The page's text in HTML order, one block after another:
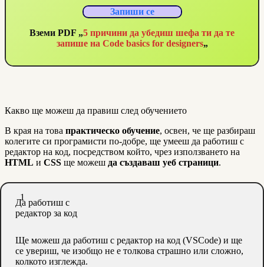
Запиши се
Вземи PDF „5 причини да убедиш шефа ти да те
запише на Code basics for designers„
Какво ще можеш да правиш след обучението
В края на това практическо обучение, освен, че ще разбираш
колегите си програмисти по-добре, ще умееш да работиш с
редактор на код, посредством който, чрез използването на
HTML и CSS ще можеш да създаваш уеб страници.
1
Да работиш с
редактор за код
Ще можеш да работиш с редактор на код (VSCode) и ще
се увериш, че изобщо не е толкова страшно или сложно,
колкото изглежда.